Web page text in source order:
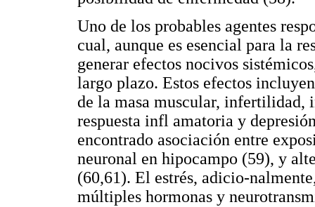
Uno de los probables agentes
cual, aunque es esencial para la
generar efectos nocivos
largo plazo. Estos efectos
de la masa muscular,
respuesta infl amatoria y
encontrado asociación entre
neuronal en hipocampo (59), y
(60,61). El estrés, adicio-
múltiples hormonas y